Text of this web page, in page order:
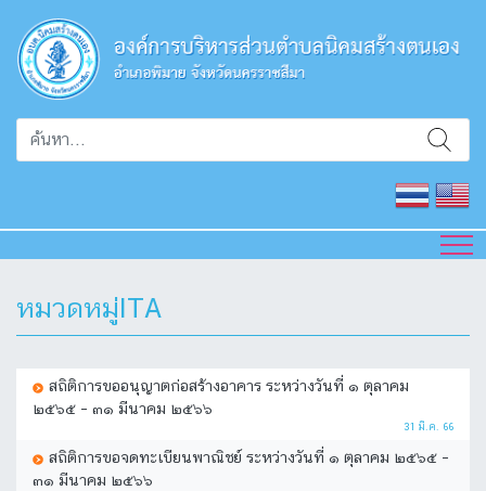
หมวดหมู่ITA
สถิติการขออนุญาตก่อสร้างอาคาร ระหว่างวันที่ ๑ ตุลาคม
๒๕๖๕ – ๓๑ มีนาคม ๒๕๖๖
31 มี.ค. 66
สถิติการขอจดทะเบียนพาณิชย์ ระหว่างวันที่ ๑ ตุลาคม ๒๕๖๕ –
๓๑ มีนาคม ๒๕๖๖